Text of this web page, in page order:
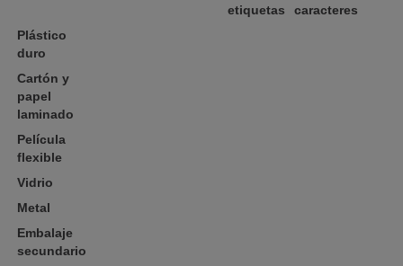
etiquetas
caracteres
Plástico
duro
Cartón y
papel
laminado
Película
flexible
Vidrio
Metal
Embalaje
secundario